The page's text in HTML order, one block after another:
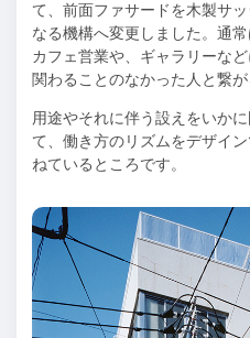
て、前面ファサードを木製サ
なる機構へ変更しました。通
カフェ営業や、ギャラリーな
関わることのなかった人と繋が
用途やそれに伴う設えをいか
て、働き方のリズムをデザイ
ねているところです。